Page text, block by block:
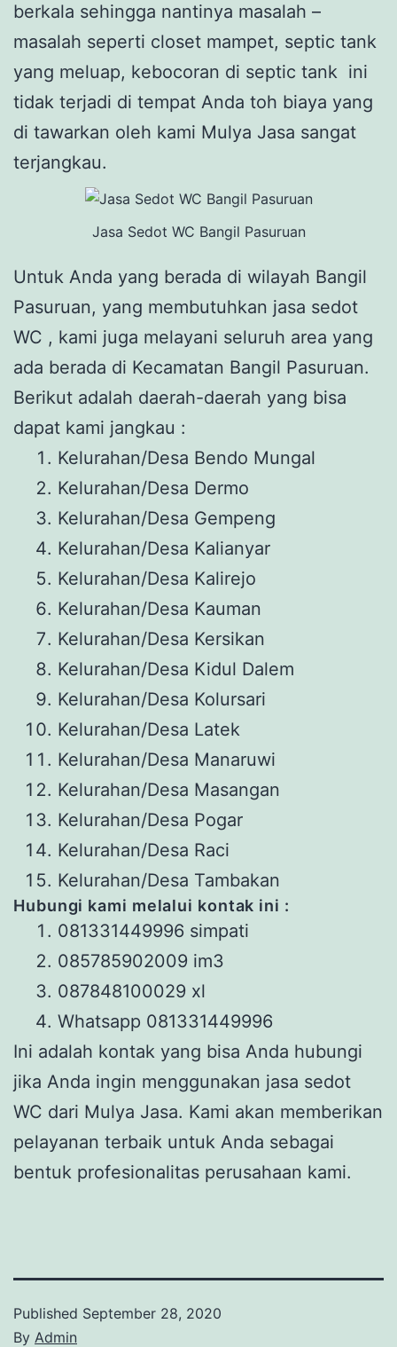
berkala sehingga nantinya masalah –
masalah seperti closet mampet, septic tank
yang meluap, kebocoran di septic tank ini
tidak terjadi di tempat Anda toh biaya yang
di tawarkan oleh kami Mulya Jasa sangat
terjangkau.
Jasa Sedot WC Bangil Pasuruan
Untuk Anda yang berada di wilayah Bangil
Pasuruan, yang membutuhkan jasa sedot
WC , kami juga melayani seluruh area yang
ada berada di Kecamatan Bangil Pasuruan.
Berikut adalah daerah-daerah yang bisa
dapat kami jangkau :
Kelurahan/Desa Bendo Mungal
Kelurahan/Desa Dermo
Kelurahan/Desa Gempeng
Kelurahan/Desa Kalianyar
Kelurahan/Desa Kalirejo
Kelurahan/Desa Kauman
Kelurahan/Desa Kersikan
Kelurahan/Desa Kidul Dalem
Kelurahan/Desa Kolursari
Kelurahan/Desa Latek
Kelurahan/Desa Manaruwi
Kelurahan/Desa Masangan
Kelurahan/Desa Pogar
Kelurahan/Desa Raci
Kelurahan/Desa Tambakan
Hubungi kami melalui kontak ini :
081331449996 simpati
085785902009 im3
087848100029 xl
Whatsapp 081331449996
Ini adalah kontak yang bisa Anda hubungi
jika Anda ingin menggunakan jasa sedot
WC dari Mulya Jasa. Kami akan memberikan
pelayanan terbaik untuk Anda sebagai
bentuk profesionalitas perusahaan kami.
Published September 28, 2020
By Admin